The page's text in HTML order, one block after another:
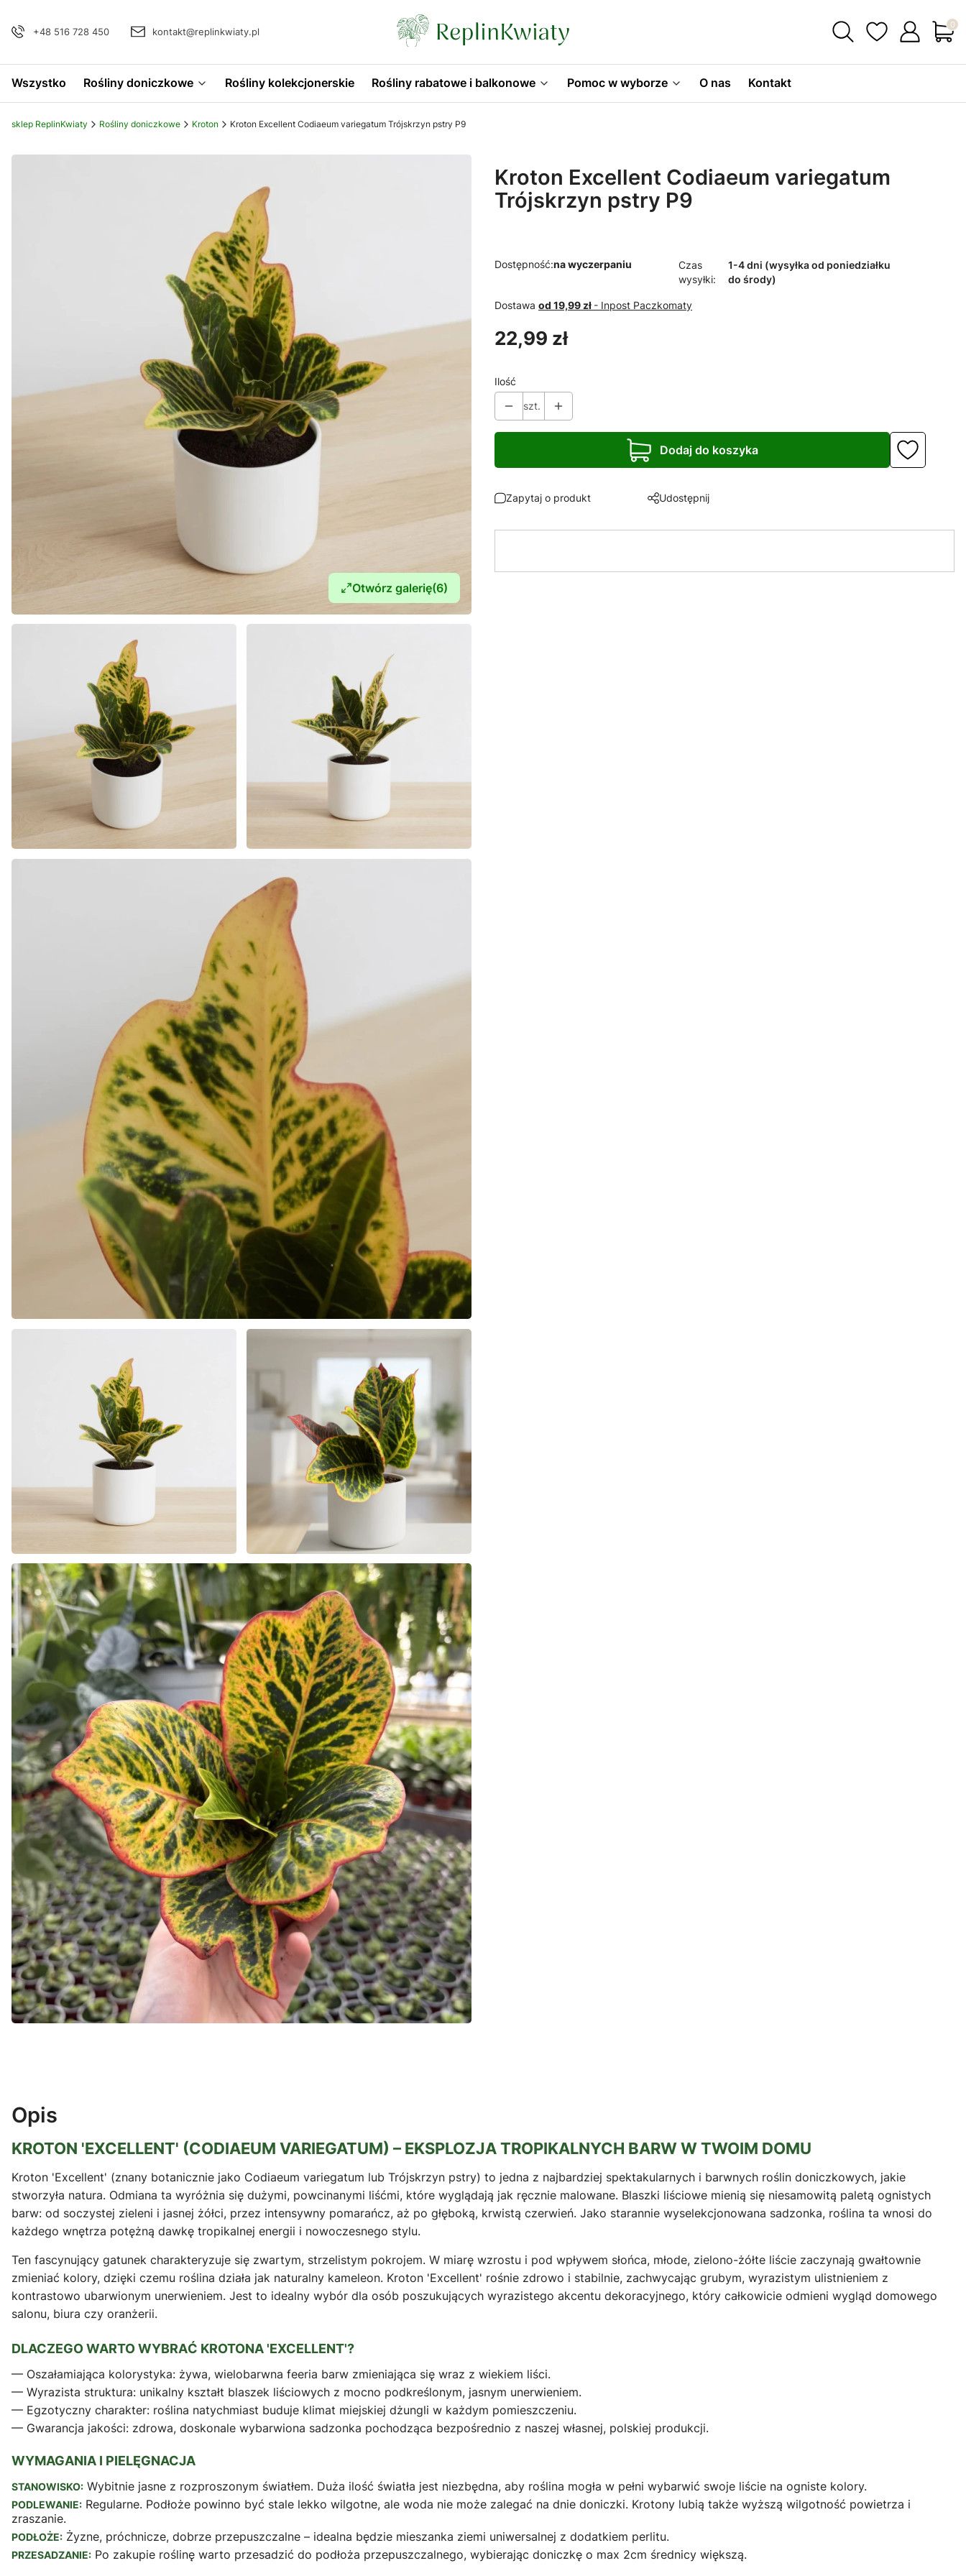
+48 516 728 450 kontakt@replinkwiaty.pl
Wszystko Rośliny doniczkowe Rośliny kolekcjonerskie Rośliny rabatowe i balkonowe Pomoc w wyborze O nas Kontakt
sklep ReplinKwiaty Rośliny doniczkowe Kroton Kroton Excellent Codiaeum variegatum Trójskrzyn pstry P9
Otwórz galerię(6)
Kroton Excellent Codiaeum variegatum
Trójskrzyn pstry P9
Dostępność:na wyczerpaniu
Czas
wysyłki:
1-4 dni (wysyłka od poniedziałku
do środy)
Dostawa od 19,99 zł - Inpost Paczkomaty
Cena
22,99 zł
Ilość
szt.
Dodaj do koszyka
Zapytaj o produkt Udostępnij
Opis
KROTON 'EXCELLENT' (CODIAEUM VARIEGATUM) – EKSPLOZJA TROPIKALNYCH BARW W TWOIM DOMU
Kroton 'Excellent' (znany botanicznie jako Codiaeum variegatum lub Trójskrzyn pstry) to jedna z najbardziej spektakularnych i barwnych roślin doniczkowych, jakie
stworzyła natura. Odmiana ta wyróżnia się dużymi, powcinanymi liśćmi, które wyglądają jak ręcznie malowane. Blaszki liściowe mienią się niesamowitą paletą ognistych
barw: od soczystej zieleni i jasnej żółci, przez intensywny pomarańcz, aż po głęboką, krwistą czerwień. Jako starannie wyselekcjonowana sadzonka, roślina ta wnosi do
każdego wnętrza potężną dawkę tropikalnej energii i nowoczesnego stylu.
Ten fascynujący gatunek charakteryzuje się zwartym, strzelistym pokrojem. W miarę wzrostu i pod wpływem słońca, młode, zielono-żółte liście zaczynają gwałtownie
zmieniać kolory, dzięki czemu roślina działa jak naturalny kameleon. Kroton 'Excellent' rośnie zdrowo i stabilnie, zachwycając grubym, wyrazistym ulistnieniem z
kontrastowo ubarwionym unerwieniem. Jest to idealny wybór dla osób poszukujących wyrazistego akcentu dekoracyjnego, który całkowicie odmieni wygląd domowego
salonu, biura czy oranżerii.
DLACZEGO WARTO WYBRAĆ KROTONA 'EXCELLENT'?
— Oszałamiająca kolorystyka: żywa, wielobarwna feeria barw zmieniająca się wraz z wiekiem liści.
— Wyrazista struktura: unikalny kształt blaszek liściowych z mocno podkreślonym, jasnym unerwieniem.
— Egzotyczny charakter: roślina natychmiast buduje klimat miejskiej dżungli w każdym pomieszczeniu.
— Gwarancja jakości: zdrowa, doskonale wybarwiona sadzonka pochodząca bezpośrednio z naszej własnej, polskiej produkcji.
WYMAGANIA I PIELĘGNACJA
STANOWISKO: Wybitnie jasne z rozproszonym światłem. Duża ilość światła jest niezbędna, aby roślina mogła w pełni wybarwić swoje liście na ogniste kolory.
PODLEWANIE: Regularne. Podłoże powinno być stale lekko wilgotne, ale woda nie może zalegać na dnie doniczki. Krotony lubią także wyższą wilgotność powietrza i
zraszanie.
PODŁOŻE: Żyzne, próchnicze, dobrze przepuszczalne – idealna będzie mieszanka ziemi uniwersalnej z dodatkiem perlitu.
PRZESADZANIE: Po zakupie roślinę warto przesadzić do podłoża przepuszczalnego, wybierając doniczkę o max 2cm średnicy większą.